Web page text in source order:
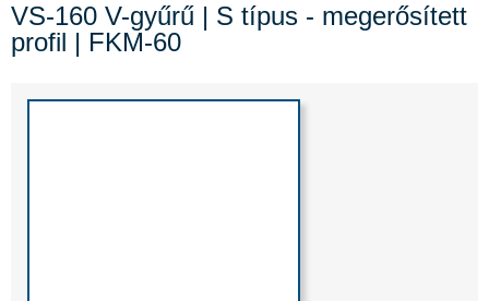
VS-160 V-gyűrű | S típus - megerősített
profil | FKM-60